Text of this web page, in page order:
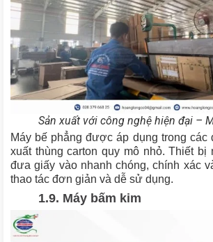
Sản xuất với công nghệ hiện đại –
Máy bế phẳng được áp dụng trong các
xuất thùng carton quy mô nhỏ. Thiết bị
đưa giấy vào nhanh chóng, chính xác
thao tác đơn giản và dễ sử dụng.
1.9. Máy bấm kim